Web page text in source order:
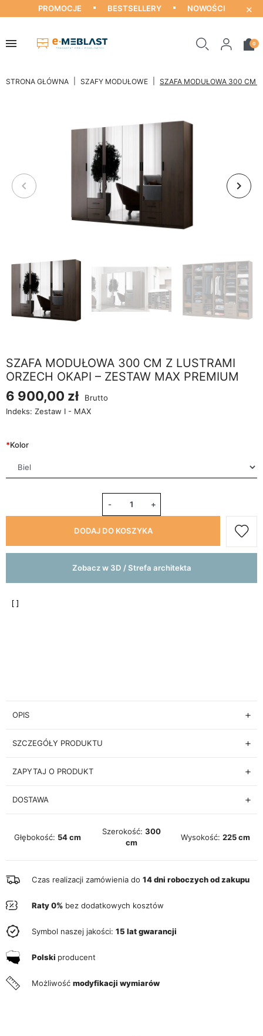
PROMOCJE BESTSELLERY NOWOŚCI ×
0
STRONA GŁÓWNA SZAFY MODUŁOWE SZAFA MODUŁOWA 300 CM
Poprzedni
keyboard_arrow_left keyboard_arrow_right
SZAFA MODUŁOWA 300 CM Z LUSTRAMI
ORZECH OKAPI – ZESTAW MAX PREMIUM
6 900,00 zł
Brutto
Indeks: Zestaw I - MAX
*Kolor
- +
DODAJ DO KOSZYKA
Zobacz w 3D / Strefa architekta
OPIS
SZCZEGÓŁY PRODUKTU
ZAPYTAJ O PRODUKT
DOSTAWA
Głębokość: 54 cm
Szerokość: 300
cm
Wysokość: 225 cm
Czas realizacji zamówienia do 14 dni roboczych od zakupu
Raty 0% bez dodatkowych kosztów
Symbol naszej jakości: 15 lat gwarancji
Polski producent
Możliwość modyfikacji wymiarów